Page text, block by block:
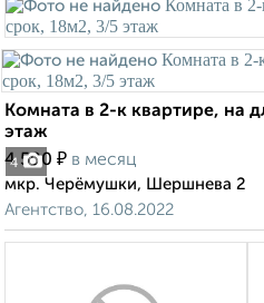
4
Комната в 2-к квартире, на
этаж
4 500 ₽ в месяц
мкр. Черёмушки, Шершнева 2
Агентство, 16.08.2022